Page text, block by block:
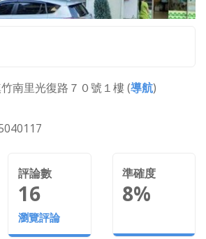
南里光復路７０號１樓 (導航)
評論數
16
瀏覽評論
準確度
8%